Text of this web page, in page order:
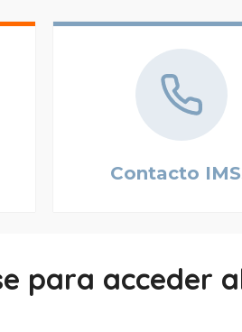
Contacto
para acceder